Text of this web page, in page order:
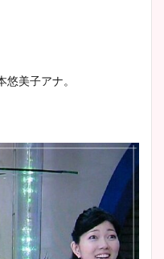
美子アナ。